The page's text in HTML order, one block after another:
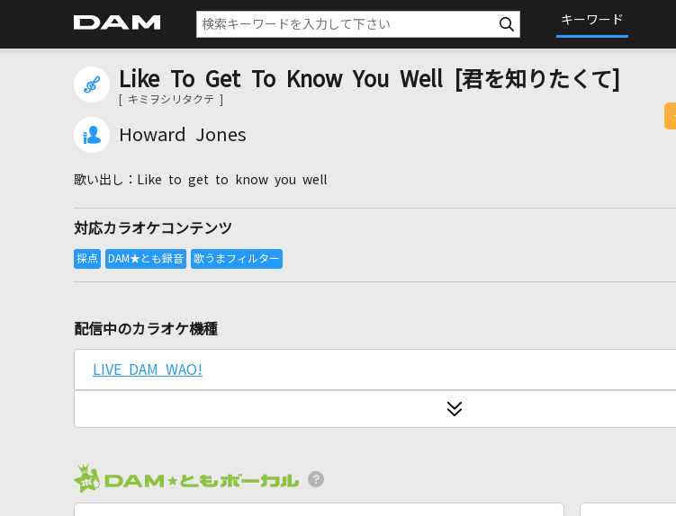
キーワード
Like To Get To Know You Well [君を知りたくて]
[ キミヲシリタクテ ]
Howard Jones
Like to get to know you well
対応カラオケコンテンツ
配信中のカラオケ機種
LIVE DAM WAO!